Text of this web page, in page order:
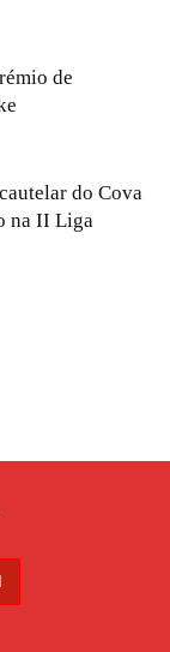
de
do Cova
na II Liga